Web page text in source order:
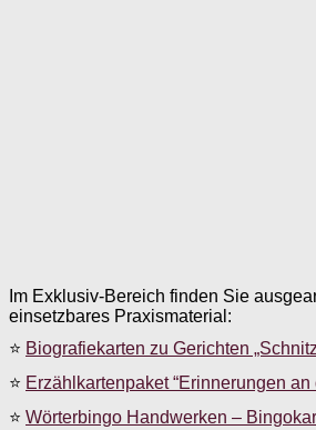
Im Exklusiv-Bereich finden Sie
einsetzbares Praxismaterial:
⭐ Biografiekarten zu Gerichten
⭐ Erzählkartenpaket “Erinnerungen an
⭐ Wörterbingo Handwerken –